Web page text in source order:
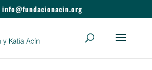
info@fundacionacin.org